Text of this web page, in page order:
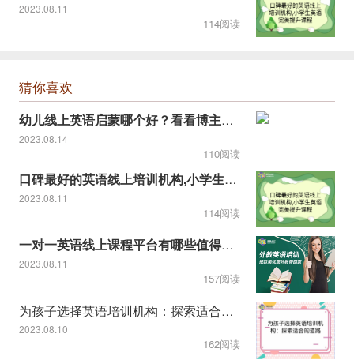
2023.08.11
114阅读
猜你喜欢
幼儿线上英语启蒙哪个好？看看博主推荐的！
2023.08.14
110阅读
口碑最好的英语线上培训机构,小学生英语完美提升课程
2023.08.11
114阅读
一对一英语线上课程平台有哪些值得推荐
2023.08.11
157阅读
为孩子选择英语培训机构：探索适合的道路
2023.08.10
162阅读